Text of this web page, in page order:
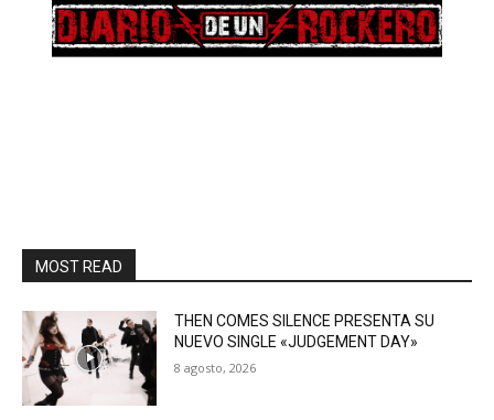
MOST READ
THEN COMES SILENCE PRESENTA SU
NUEVO SINGLE «JUDGEMENT DAY»
8 agosto, 2026